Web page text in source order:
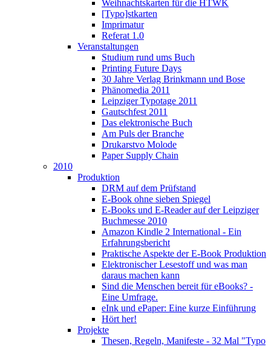
Weihnachtskarten für die HTWK
[Typo]stkarten
Imprimatur
Referat 1.0
Veranstaltungen
Studium rund ums Buch
Printing Future Days
30 Jahre Verlag Brinkmann und Bose
Phänomedia 2011
Leipziger Typotage 2011
Gautschfest 2011
Das elektronische Buch
Am Puls der Branche
Drukarstvo Molode
Paper Supply Chain
2010
Produktion
DRM auf dem Prüfstand
E-Book ohne sieben Spiegel
E-Books und E-Reader auf der Leipziger
Buchmesse 2010
Amazon Kindle 2 International - Ein
Erfahrungsbericht
Praktische Aspekte der E-Book Produktion
Elektronischer Lesestoff und was man
daraus machen kann
Sind die Menschen bereit für eBooks? -
Eine Umfrage.
eInk und ePaper: Eine kurze Einführung
Hört her!
Projekte
Thesen, Regeln, Manifeste - 32 Mal "Typo